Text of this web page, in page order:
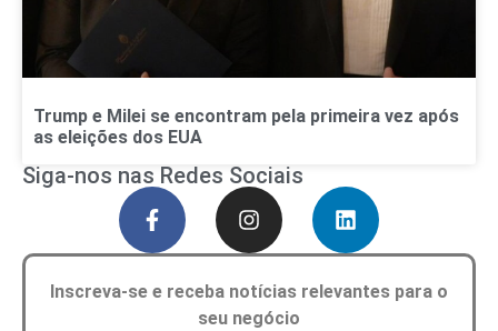
Trump e Milei se encontram pela primeira vez após
as eleições dos EUA
Siga-nos nas Redes Sociais
Inscreva-se e receba notícias relevantes para o
seu negócio